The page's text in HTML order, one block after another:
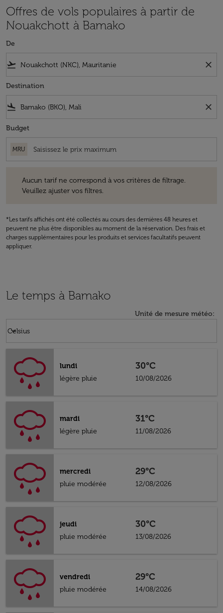
Offres de vols populaires à partir de
Nouakchott à Bamako
De
flight_takeoff close
Destination
flight_land close
Budget
MRU
Aucun tarif ne correspond à vos critères de filtrage.
Veuillez ajuster vos filtres.
*Les tarifs affichés ont été collectés au cours des dernières 48 heures et
peuvent ne plus être disponibles au moment de la réservation. Des frais et
charges supplémentaires pour les produits et services facultatifs peuvent
appliquer.
Le temps à Bamako
Unité de mesure météo:
Celsius
keyboard_arrow_down
lundi
légère pluie
30°C
10/08/2026
mardi
légère pluie
31°C
11/08/2026
mercredi
pluie modérée
29°C
12/08/2026
jeudi
pluie modérée
30°C
13/08/2026
vendredi
pluie modérée
29°C
14/08/2026